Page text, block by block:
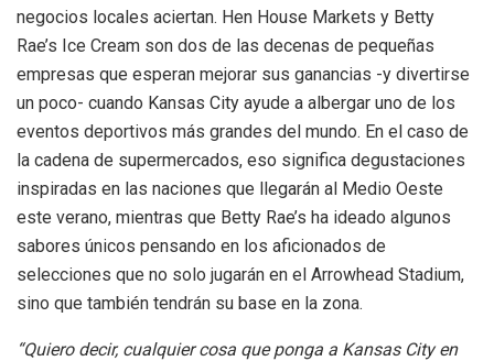
negocios locales aciertan. Hen House Markets y Betty
Rae’s Ice Cream son dos de las decenas de pequeñas
empresas que esperan mejorar sus ganancias -y divertirse
un poco- cuando Kansas City ayude a albergar uno de los
eventos deportivos más grandes del mundo. En el caso de
la cadena de supermercados, eso significa degustaciones
inspiradas en las naciones que llegarán al Medio Oeste
este verano, mientras que Betty Rae’s ha ideado algunos
sabores únicos pensando en los aficionados de
selecciones que no solo jugarán en el Arrowhead Stadium,
sino que también tendrán su base en la zona.
“Quiero decir, cualquier cosa que ponga a Kansas City en